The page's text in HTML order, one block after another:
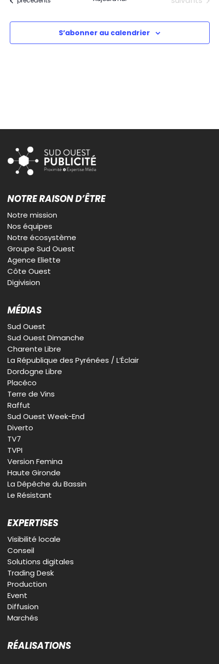
S’abonner au calendrier
NOTRE RAISON D’ÊTRE
Notre mission
Nos équipes
Notre écosystème
Groupe Sud Ouest
Agence Eliette
Côte Ouest
Digivision
MÉDIAS
Sud Ouest
Sud Ouest Dimanche
Charente Libre
La République des Pyrénées / L’Éclair
Dordogne Libre
Placéco
Terre de Vins
Raffut
Sud Ouest Week-End
Diverto
TV7
TVPI
Version Femina
Haute Gironde
La Dépêche du Bassin
Le Résistant
EXPERTISES
Visibilité locale
Conseil
Solutions digitales
Trading Desk
Production
Event
Diffusion
Marchés
RÉALISATIONS